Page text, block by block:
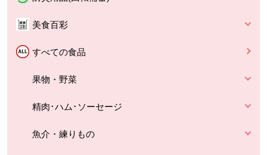
美食百彩
すべての食品
果物・野菜
精肉･ハム･ソーセージ
魚介・練りもの